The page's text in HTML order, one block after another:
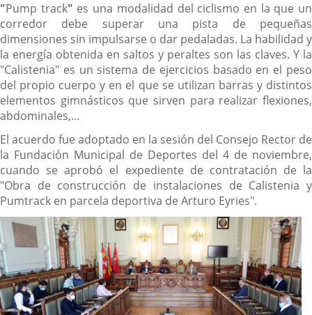
"Pump track" es una modalidad del ciclismo en la que un
corredor debe superar una pista de pequeñas
dimensiones sin impulsarse o dar pedaladas. La habilidad y
la energía obtenida en saltos y peraltes son las claves. Y la
"Calistenia" es un sistema de ejercicios basado en el peso
del propio cuerpo y en el que se utilizan barras y distintos
elementos gimnásticos que sirven para realizar flexiones,
abdominales,…
El acuerdo fue adoptado en la sesión del Consejo Rector de
la Fundación Municipal de Deportes del 4 de noviembre,
cuando se aprobó el expediente de contratación de la
"Obra de construcción de instalaciones de Calistenia y
Pumtrack en parcela deportiva de Arturo Eyries".